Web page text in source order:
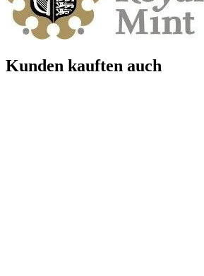
Kunden kauften auch